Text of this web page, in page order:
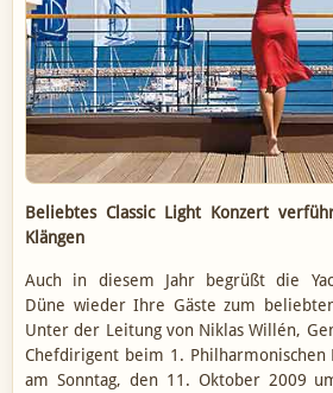
Beliebtes Classic Light Konzert
Klängen
Auch in diesem Jahr begrüßt die
Düne wieder Ihre Gäste zum
Unter der Leitung von Niklas Willén,
Chefdirigent beim 1. Philharmonischen
am Sonntag, den 11. Oktober 2009